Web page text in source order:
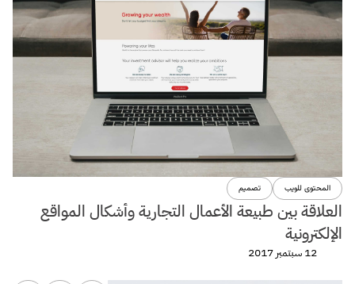
المحتوى للويب تصميم
العلاقة بين طبيعة الأعمال التجارية وأشكال المواقع
الإلكترونية
12 سبتمبر 2017